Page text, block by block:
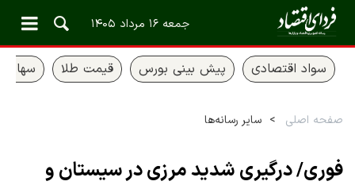
جمعه ۱۶ مرداد ۱۴۰۵
سواد اقتصادی پیش بینی بورس قیمت طلا سهام
صفحه اصلی سایر رسانه‌ها
فوری/ درگیری شدید مرزی در سیستان و